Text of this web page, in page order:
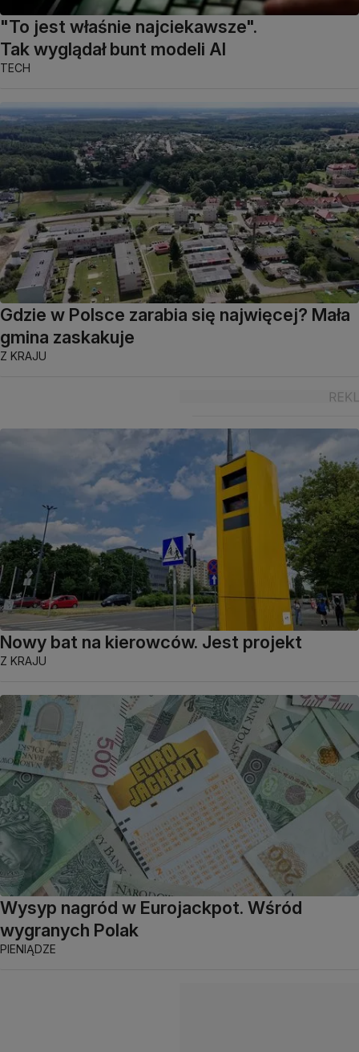
"To jest właśnie najciekawsze".
Tak wyglądał bunt modeli AI
TECH
Gdzie w Polsce zarabia się najwięcej? Mała
gmina zaskakuje
Z KRAJU
Nowy bat na kierowców. Jest projekt
Z KRAJU
Wysyp nagród w Eurojackpot. Wśród
wygranych Polak
PIENIĄDZE